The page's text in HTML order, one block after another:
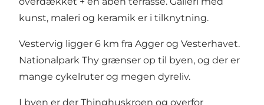
kunst, maleri og keramik er i tilknytning.
Vestervig ligger 6 km fra Agger og Vesterhavet.
Nationalpark Thy grænser op til byen, og der er
mange cykelruter og megen dyreliv.
I byen er der Thinghuskroen og overfor